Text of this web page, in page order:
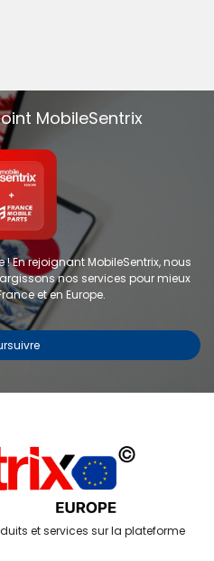
0
Compte
MobileSentrix
En rejoignant MobileSentrix, nous
nos services pour mieux
et en Europe.
et services sur la plateforme
Tous droits réservés